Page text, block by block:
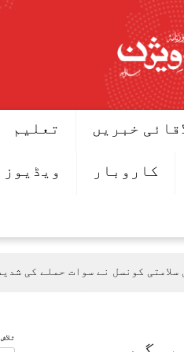
خبریں تعلیم
کاروبار ویڈیوز
سلامتی کونسل نے سوات حملے کی
سعودی ولی عہد کی دعوت پر
تلاش